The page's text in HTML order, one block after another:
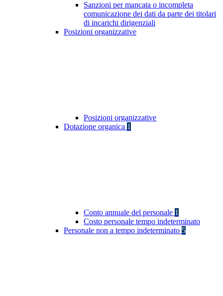
Sanzioni per mancata o incompleta
comunicazione dei dati da parte dei titolari
di incarichi dirigenziali
Posizioni organizzative
Posizioni organizzative
Dotazione organica 1
Conto annuale del personale 1
Costo personale tempo indeterminato
Personale non a tempo indeterminato 5